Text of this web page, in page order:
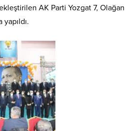
AK Parti Yozgat 7, Olağan